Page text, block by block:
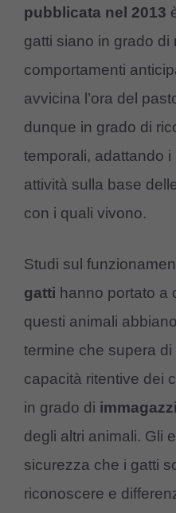
pubblicata nel 2013
gatti siano in grado di
comportamenti
avvicina l’ora del
dunque in grado di
temporali, adattando
attività sulla base
con i quali vivono.
Studi sul
gatti hanno portato a
questi animali
termine che supera
capacità ritentive dei
in grado di
degli altri animali. Gli
sicurezza che i gatti
riconoscere e